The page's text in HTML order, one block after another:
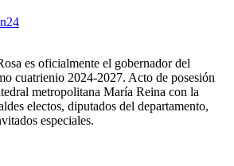
es oficialmente el gobernador del
cuatrienio 2024-2027. Acto de posesión
metropolitana María Reina con la
electos, diputados del departamento,
especiales.